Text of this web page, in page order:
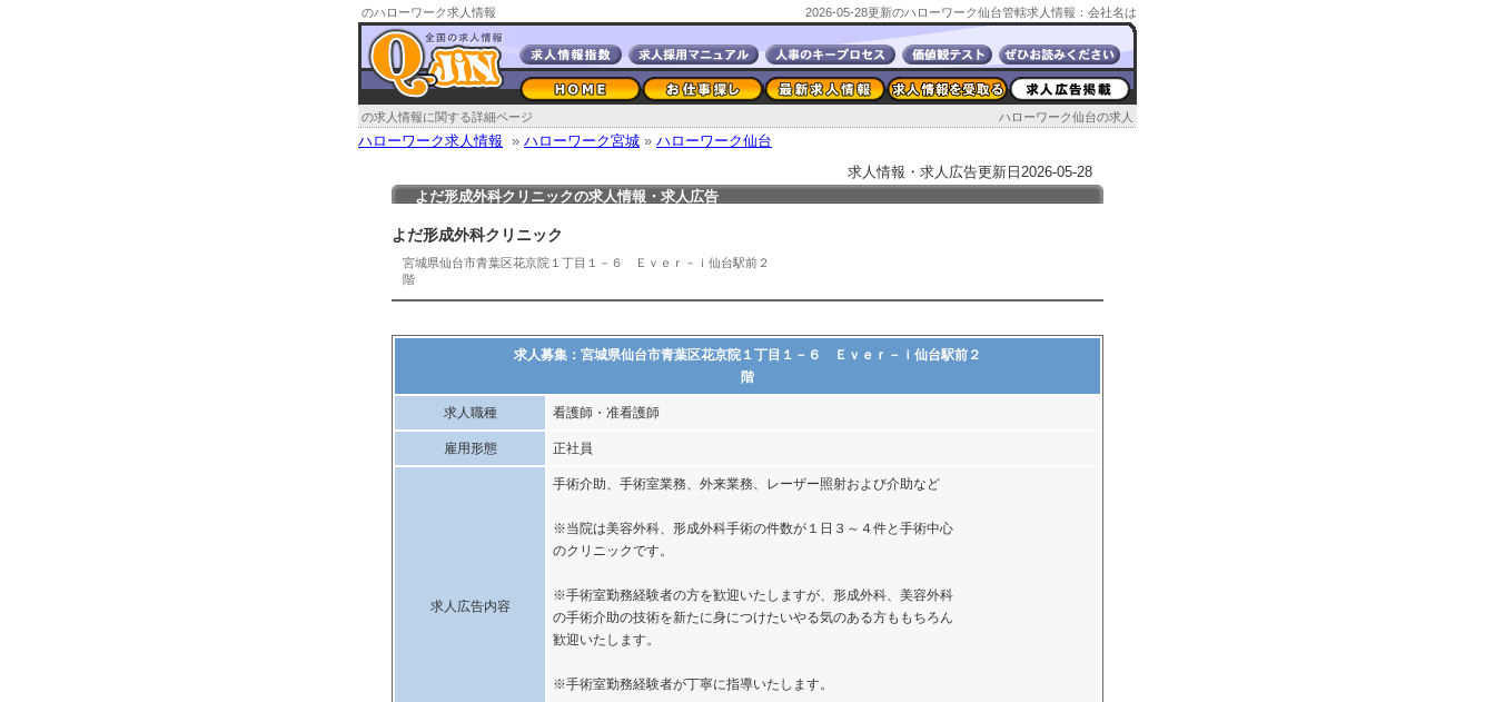
のハローワーク求人情報 2026-05-28更新のハローワーク仙台管轄求人情報：会社名は
ハローワーク仙台の求人
の求人情報に関する詳細ページ
ハローワーク求人情報 » ハローワーク宮城 » ハローワーク仙台
求人情報・求人広告更新日2026-05-28
よだ形成外科クリニックの求人情報・求人広告
よだ形成外科クリニック
宮城県仙台市青葉区花京院１丁目１－６ Ｅｖｅｒ－ｉ仙台駅前２
階
求人募集：宮城県仙台市青葉区花京院１丁目１－６ Ｅｖｅｒ－ｉ仙台駅前２
階
求人職種 看護師・准看護師
雇用形態 正社員
求人広告内容
手術介助、手術室業務、外来業務、レーザー照射および介助など
※当院は美容外科、形成外科手術の件数が１日３～４件と手術中心
のクリニックです。
※手術室勤務経験者の方を歓迎いたしますが、形成外科、美容外科
の手術介助の技術を新たに身につけたいやる気のある方ももちろん
歓迎いたします。
※手術室勤務経験者が丁寧に指導いたします。